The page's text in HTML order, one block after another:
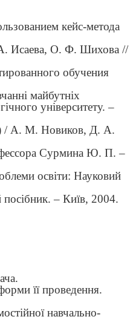
кейс-метода
А. Исаева, О. Ф. Шихова //
обучения
майбутніх
університету. –
/ А. М. Новиков, Д. А.
Сурмина Ю. П. –
освіти: Науковий
– Київ, 2004.
її проведення.
навчально-